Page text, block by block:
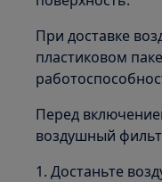
При доставке
пластиковом
Перед
воздушный
1. Достаньте